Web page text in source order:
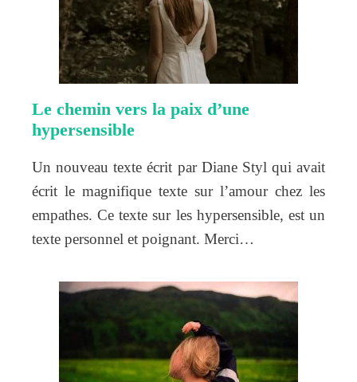
Le chemin vers la paix d’une
hypersensible
Un nouveau texte écrit par Diane Styl qui avait
écrit le magnifique texte sur l’amour chez les
empathes. Ce texte sur les hypersensible, est un
texte personnel et poignant. Merci…